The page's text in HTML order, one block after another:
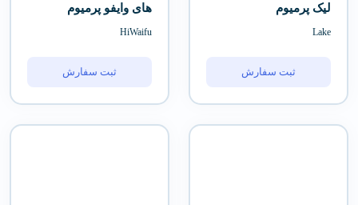
لیک پرمیوم
Lake
ثبت سفارش
های وایفو پرمیوم
HiWaifu
ثبت سفارش